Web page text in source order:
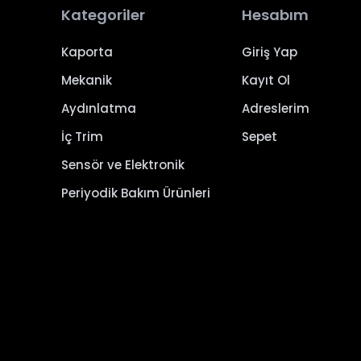
Kategoriler
Kaporta
Mekanik
Aydınlatma
İç Trim
Sensör ve Elektronik
Periyodik Bakım Ürünleri
Hesabım
Giriş Yap
Kayıt Ol
Adreslerim
Sepet